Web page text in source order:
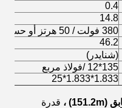
0.4
14.8
380 فولت / 50 هرتز أو حسب متطلبات العميل
46.2
(شنايدر)
135*12 /فولاذ مربع
1.833*1.833*25
قدرة